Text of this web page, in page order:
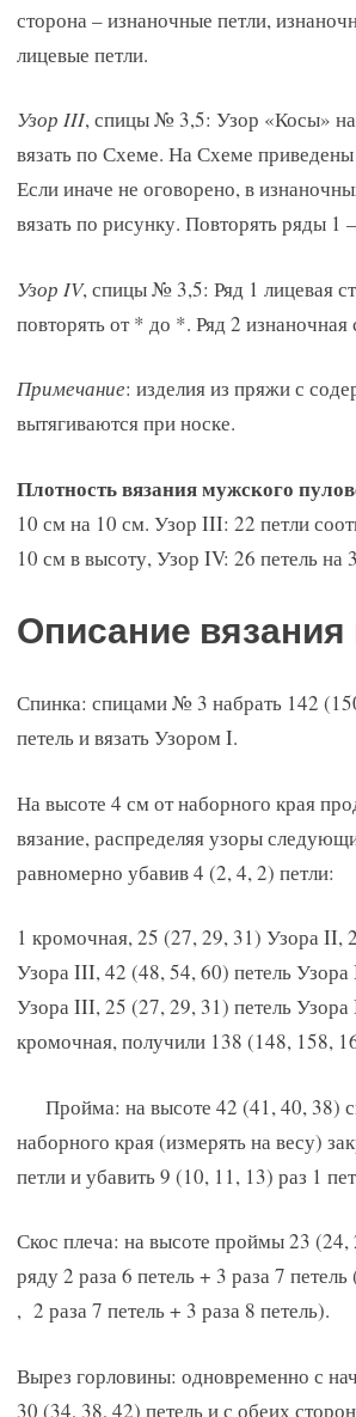
сторона – изнаночные петли,
лицевые петли.
Узор III, спицы № 3,5: Узор «Косы» на
вязать по Схеме. На Схеме
Если иначе не оговорено, в
вязать по рисунку. Повторять ряды 1
Узор IV, спицы № 3,5: Ряд 1 лицевая
повторять от * до *. Ряд 2 изнаночная
Примечание: изделия из пряжи с
вытягиваются при носке.
Плотность вязания мужского
10 см на 10 см. Узор III: 22 петли
10 см в высоту, Узор IV: 26 петель на
Описание
Спинка: спицами № 3 набрать 142
петель и вязать Узором I.
На высоте 4 см от наборного края
вязание, распределяя узоры
равномерно убавив 4 (2, 4, 2) петли:
1 кромочная, 25 (27, 29, 31) Узора II,
Узора III, 42 (48, 54, 60) петель Узора
Узора III, 25 (27, 29, 31) петель Узора
кромочная, получили 138 (148, 158,
Пройма: на высоте 42 (41, 40, 38)
наборного края (измерять на весу)
петли и убавить 9 (10, 11, 13) раз 1
Скос плеча: на высоте проймы 23
ряду 2 раза 6 петель + 3 раза 7
, 2 раза 7 петель + 3 раза 8 петель).
Вырез горловины: одновременно с
30 (34, 38, 42) петель и с обеих